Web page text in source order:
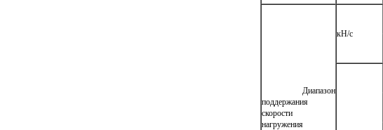
Диапазон
поддержания
скорости
нагружения
кН/с